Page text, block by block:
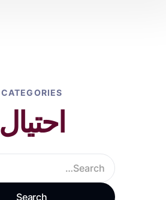
CATEGORIES
احتيال